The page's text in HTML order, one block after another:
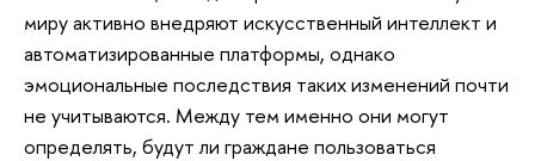
миру активно внедряют искусственный интеллект и
автоматизированные платформы, однако
эмоциональные последствия таких изменений почти
не учитываются. Между тем именно они могут
определять, будут ли граждане пользоваться